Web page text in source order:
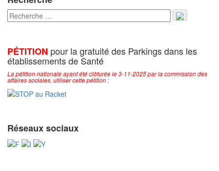
PÉTITION pour la gratuité des Parkings dans les
établissements de Santé
La pétition nationale ayant été clôturée le 3-11-2025 par la commission des
affaires sociales, utiliser cette pétition :
Réseaux sociaux